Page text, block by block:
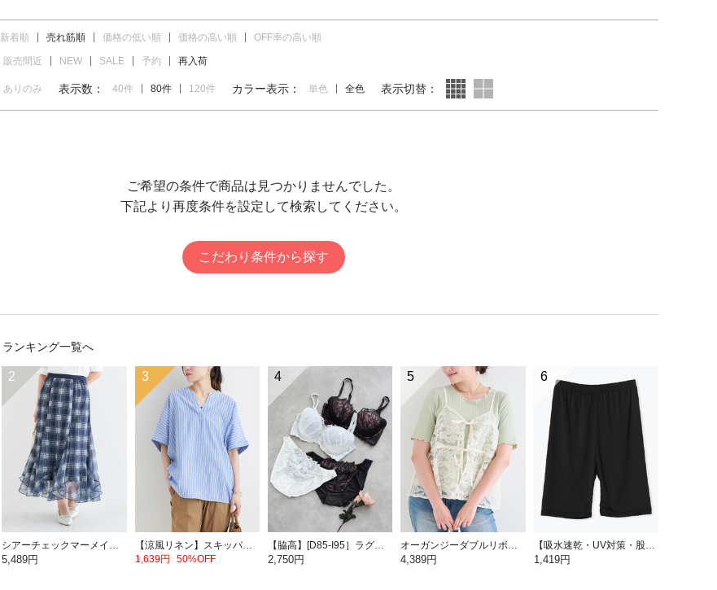
新着順 売れ筋順 価格の低い順 価格の高い順 OFF率の高い順
販売間近 NEW SALE 予約 再入荷
ありのみ 表示数： 40件 80件 120件 カラー表示： 単色 全色 表示切替：
ご希望の条件で商品は見つかりませんでした。
下記より再度条件を設定して検索してください。
こだわり条件から探す
ランキング一覧へ
2
シアーチェックマーメイドスカート
5,489円
3
【涼風リネン】スキッパーネックバンドカラーブラウス
1,639円
50%OFF
4
【脇高】[D85-I95］ラグジュアリーブラ＆ショーツ(モールドカップ)
2,750円
5
オーガンジーダブルリボンビスチェ
4,389円
6
【吸水速乾・UV対策・股ずれ防止】サラサラレギンス3分丈
1,419円